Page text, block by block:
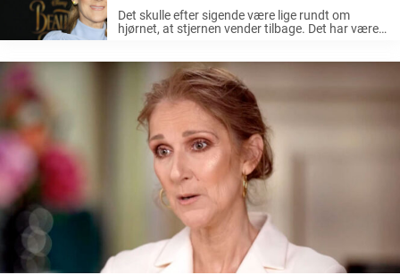
Det skulle efter sigende være lige rundt om
hjørnet, at stjernen vender tilbage. Det har været
måtte sangeren aflyse koncerter, men det var ...